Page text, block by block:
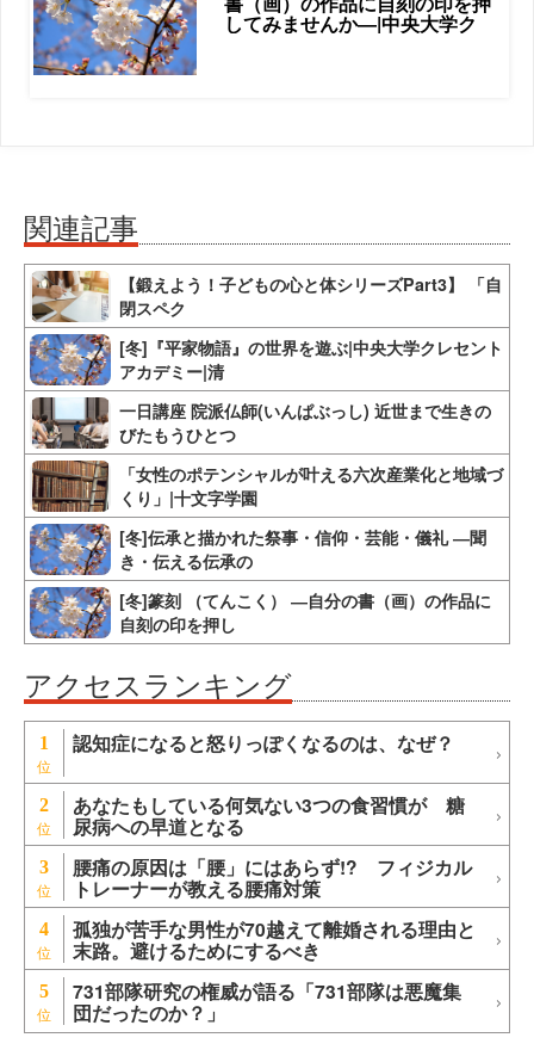
してみませんか―|中央大学ク
関連記事
【鍛えよう！子どもの心と体シリーズPart3】 「自
閉スペク
[冬]『平家物語』の世界を遊ぶ|中央大学クレセント
アカデミー|清
一日講座 院派仏師(いんぱぶっし) 近世まで生きの
びたもうひとつ
「女性のポテンシャルが叶える六次産業化と地域づ
くり」|十文字学園
[冬]伝承と描かれた祭事・信仰・芸能・儀礼 ―聞
き・伝える伝承の
[冬]篆刻 （てんこく） ―自分の書（画）の作品に
自刻の印を押し
アクセスランキング
1 認知症になると怒りっぽくなるのは、なぜ？
2 あなたもしている何気ない3つの食習慣が 糖
尿病への早道となる
3 腰痛の原因は「腰」にはあらず!? フィジカル
トレーナーが教える腰痛対策
4 孤独が苦手な男性が70越えて離婚される理由と
末路。避けるためにするべき
5 731部隊研究の権威が語る「731部隊は悪魔集
団だったのか？」